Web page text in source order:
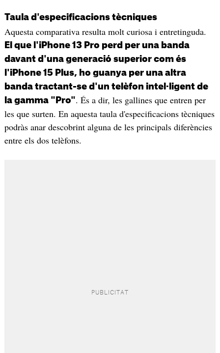
Taula d'especificacions tècniques
Aquesta comparativa resulta molt curiosa i entretinguda.
El que l'iPhone 13 Pro perd per una banda
davant d'una generació superior com és
l'iPhone 15 Plus, ho guanya per una altra
banda tractant-se d'un telèfon intel·ligent de
la gamma "Pro". És a dir, les gallines que entren per
les que surten. En aquesta taula d'especificacions tècniques
podràs anar descobrint alguna de les principals diferències
entre els dos telèfons.